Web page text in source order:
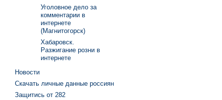
Уголовное дело за
комментарии в
интернете
(Магнитогорск)
Хабаровск.
Разжигание розни в
интернете
Новости
Скачать личные данные россиян
Защитись от 282